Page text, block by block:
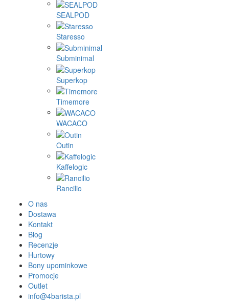
SEALPOD
Staresso
Subminimal
Superkop
Timemore
WACACO
Outin
Kaffelogic
Rancilio
O nas
Dostawa
Kontakt
Blog
Recenzje
Hurtowy
Bony upominkowe
Promocje
Outlet
info@4barista.pl